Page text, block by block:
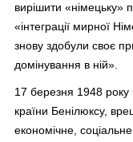
вирішити
«інтеграції мирної
знову здобули своє
домінування в ній».
17 березня 1948 року
країни Бенілюксу,
економічне, соціальне